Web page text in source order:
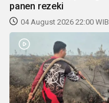
panen rezeki
04 August 2026 22:00 WIB